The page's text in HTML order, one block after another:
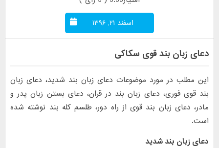
اسفند ۲۱, ۱۳۹۶
دعای زبان بند قوی سکاکی
این مطلب در مورد موضوعات دعای زبان بند شدید، دعای زبان
بند قوی فوری، دعای زبان بند در قران، دعای بستن زبان پدر و
مادر، دعای زبان بند قوی از راه دور، طلسم کله بند نوشته شده
است.
دعای زبان بند شدید